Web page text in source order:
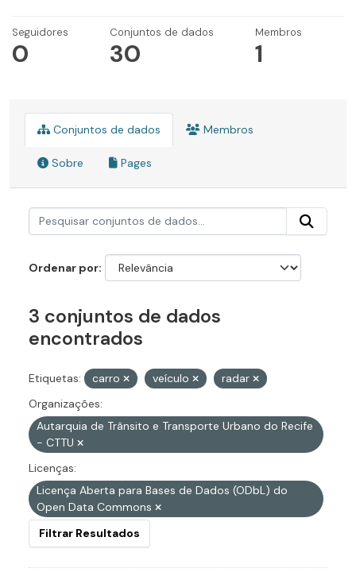
Seguidores
0
Conjuntos de dados
30
Membros
1
Conjuntos de dados Membros
Sobre Pages
Ordenar por
3 conjuntos de dados
encontrados
Etiquetas: carro veículo
radar
Organizações:
Autarquia de Trânsito e Transporte Urbano do Recife
- CTTU
Licenças:
Licença Aberta para Bases de Dados (ODbL) do
Open Data Commons
Filtrar Resultados